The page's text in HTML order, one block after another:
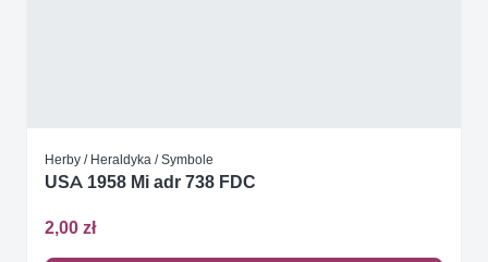
Herby / Heraldyka / Symbole
USA 1958 Mi adr 738 FDC
2,00 zł